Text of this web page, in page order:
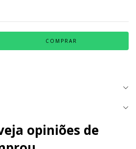
opiniões de